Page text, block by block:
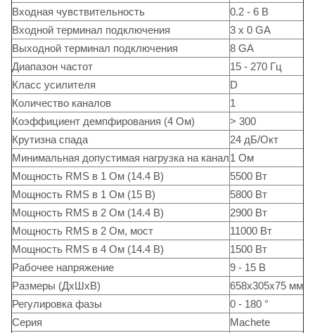
Входная чувствительность
0.2 - 6 В
Входной терминал подключения
3 x 0 GA
Выходной терминал подключения
8 GA
Диапазон частот
15 - 270 Гц
Класс усилителя
D
Количество каналов
1
Коэффициент демпфирования (4 Ом)
> 300
Крутизна спада
24 дБ/Окт
Минимальная допустимая нагрузка на канал1 Ом
Мощность RMS в 1 Ом (14.4 В)
5500 Вт
Мощность RMS в 1 Ом (15 В)
5800 Вт
Мощность RMS в 2 Ом (14.4 В)
2900 Вт
Мощность RMS в 2 Ом, мост
11000 Вт
Мощность RMS в 4 Ом (14.4 В)
1500 Вт
Рабочее напряжение
9 - 15 В
Размеры (ДxШxВ)
658x305x75 мм
Регулировка фазы
0 - 180 °
Серия
Machete